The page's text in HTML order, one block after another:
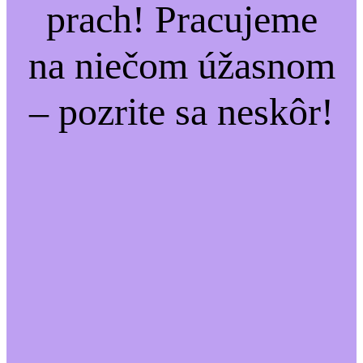
prach! Pracujeme
na niečom úžasnom
– pozrite sa neskôr!